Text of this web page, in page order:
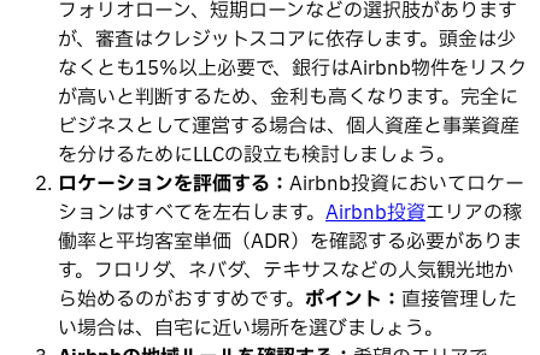
フォリオローン、短期ローンなどの選択肢があります
が、審査はクレジットスコアに依存します。頭金は少
なくとも15%以上必要で、銀行はAirbnb物件をリスク
が高いと判断するため、金利も高くなります。完全に
ビジネスとして運営する場合は、個人資産と事業資産
を分けるためにLLCの設立も検討しましょう。
ロケーションを評価する： Airbnb投資においてロケー
ションはすべてを左右します。 Airbnb投資エリアの稼
働率と平均客室単価（ADR）を確認する必要がありま
す。フロリダ、ネバダ、テキサスなどの人気観光地か
ら始めるのがおすすめです。 ポイント： 直接管理した
い場合は、自宅に近い場所を選びましょう。